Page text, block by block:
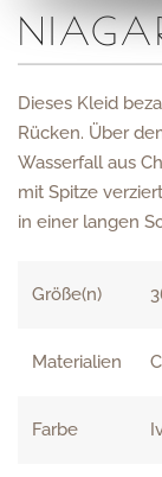
Dieses Kleid
Rücken. Über
Wasserfall aus
mit Spitze
in einer langen
Größe(n)
Materialien
Farbe